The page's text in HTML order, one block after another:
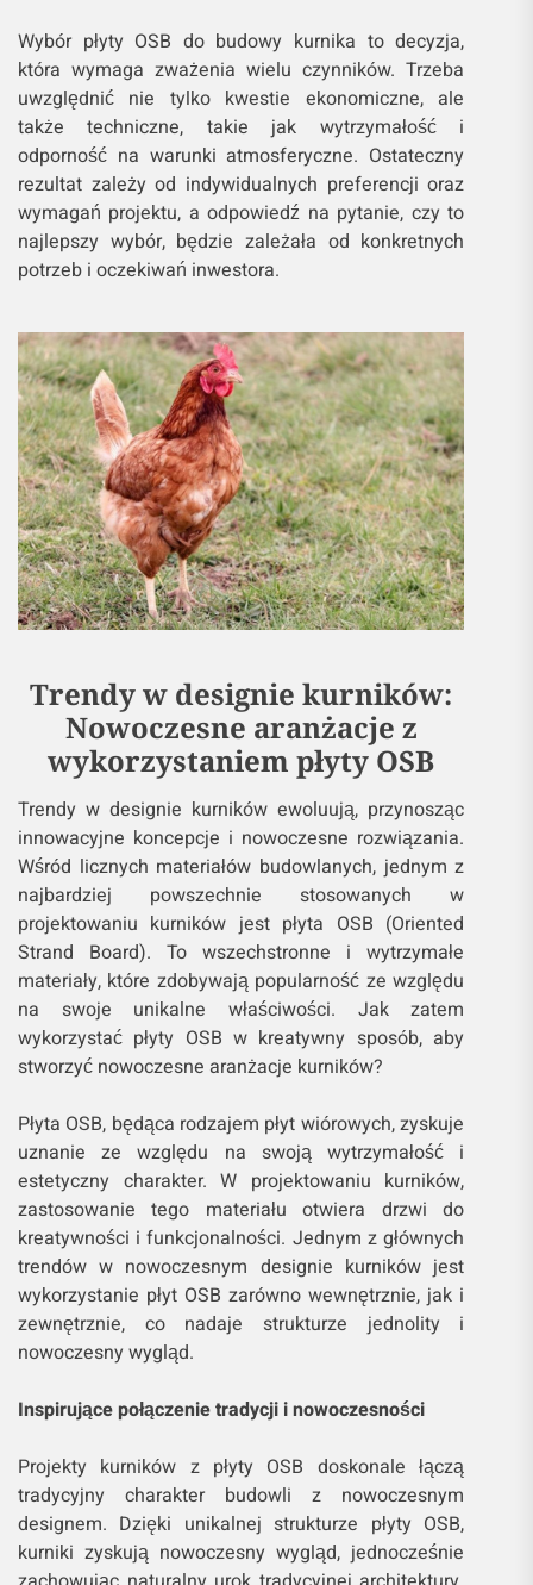
Wybór płyty OSB do budowy kurnika to decyzja,
która wymaga zważenia wielu czynników. Trzeba
uwzględnić nie tylko kwestie ekonomiczne, ale
także techniczne, takie jak wytrzymałość i
odporność na warunki atmosferyczne. Ostateczny
rezultat zależy od indywidualnych preferencji oraz
wymagań projektu, a odpowiedź na pytanie, czy to
najlepszy wybór, będzie zależała od konkretnych
potrzeb i oczekiwań inwestora.
Trendy w designie kurników:
Nowoczesne aranżacje z
wykorzystaniem płyty OSB
Trendy w designie kurników ewoluują, przynosząc
innowacyjne koncepcje i nowoczesne rozwiązania.
Wśród licznych materiałów budowlanych, jednym z
najbardziej powszechnie stosowanych w
projektowaniu kurników jest płyta OSB (Oriented
Strand Board). To wszechstronne i wytrzymałe
materiały, które zdobywają popularność ze względu
na swoje unikalne właściwości. Jak zatem
wykorzystać płyty OSB w kreatywny sposób, aby
stworzyć nowoczesne aranżacje kurników?
Płyta OSB, będąca rodzajem płyt wiórowych, zyskuje
uznanie ze względu na swoją wytrzymałość i
estetyczny charakter. W projektowaniu kurników,
zastosowanie tego materiału otwiera drzwi do
kreatywności i funkcjonalności. Jednym z głównych
trendów w nowoczesnym designie kurników jest
wykorzystanie płyt OSB zarówno wewnętrznie, jak i
zewnętrznie, co nadaje strukturze jednolity i
nowoczesny wygląd.
Inspirujące połączenie tradycji i nowoczesności
Projekty kurników z płyty OSB doskonale łączą
tradycyjny charakter budowli z nowoczesnym
designem. Dzięki unikalnej strukturze płyty OSB,
kurniki zyskują nowoczesny wygląd, jednocześnie